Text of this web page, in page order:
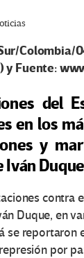
Colombia/
y Fuente:
del
en los
y
contra
Duque, en
se reportaron
por